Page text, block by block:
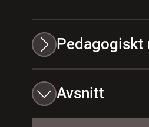
Pedagogiskt
Avsnitt